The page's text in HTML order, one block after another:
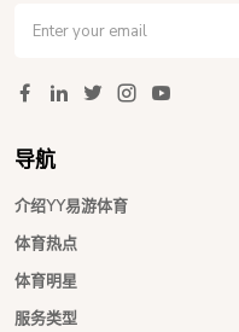
导航
介绍YY易游体育
体育热点
体育明星
服务类型